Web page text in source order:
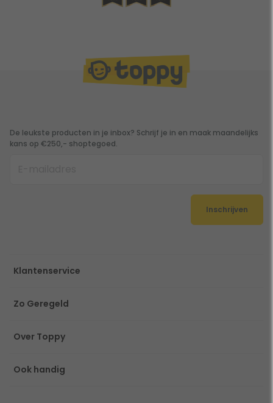
De leukste producten in je inbox? Schrijf je in en maak maandelijks
kans op €250,- shoptegoed.
Inschrijven
Klantenservice
Zo Geregeld
Over Toppy
Ook handig